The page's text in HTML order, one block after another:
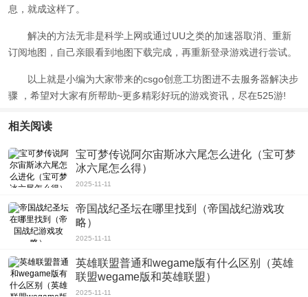
息，就成这样了。
解决的方法无非是科学上网或通过UU之类的加速器取消、重新
订阅地图，自己亲眼看到地图下载完成，再重新登录游戏进行尝试。
以上就是小编为大家带来的csgo创意工坊图进不去服务器解决步
骤 ， 希望对大家有所帮助~更多精彩好玩的游戏资讯，尽在525游!
相关阅读
宝可梦传说阿尔宙斯冰六尾怎么进化（宝可梦
冰六尾怎么得）
2025-11-11
帝国战纪圣坛在哪里找到（帝国战纪游戏攻
略）
2025-11-11
英雄联盟普通和wegame版有什么区别（英雄
联盟wegame版和英雄联盟）
2025-11-11